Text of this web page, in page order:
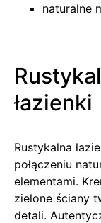
naturalne
łazienki
Rustykalna
połączeniu
elementami.
zielone ściany
detali.